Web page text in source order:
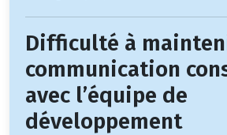
Difficulté à
communication
avec l’équipe de
développement